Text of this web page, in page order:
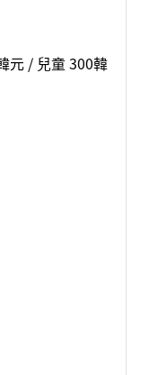
元 / 兒童 300韓